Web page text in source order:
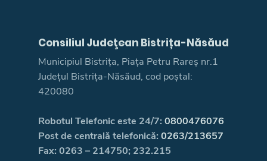
Consiliul Judeţean Bistrița-Năsăud
Municipiul Bistrița, Piața Petru Rareș nr.1
Județul Bistrița-Năsăud, cod poștal:
420080
Robotul Telefonic este 24/7: 0800476076
Post de centrală telefonică: 0263/213657
Fax: 0263 – 214750; 232.215